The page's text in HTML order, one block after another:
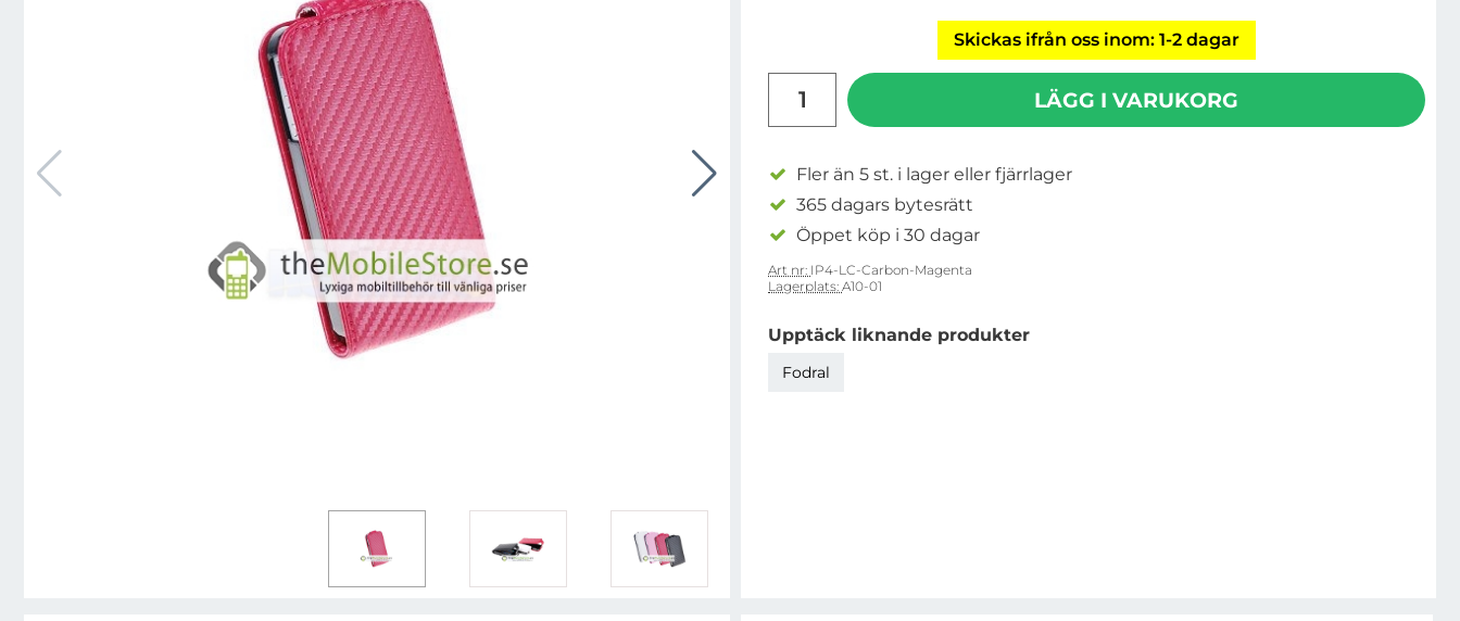
Skickas ifrån oss inom: 1-2 dagar
LÄGG I VARUKORG
Fler än 5 st. i lager eller fjärrlager
365 dagars bytesrätt
Öppet köp i 30 dagar
Art nr: IP4-LC-Carbon-Magenta
Lagerplats: A10-01
Upptäck liknande produkter
Fodral